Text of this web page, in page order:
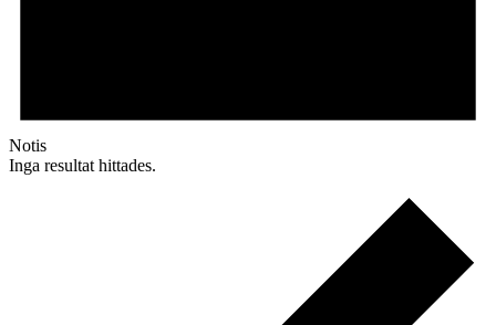
Notis
Inga resultat hittades.